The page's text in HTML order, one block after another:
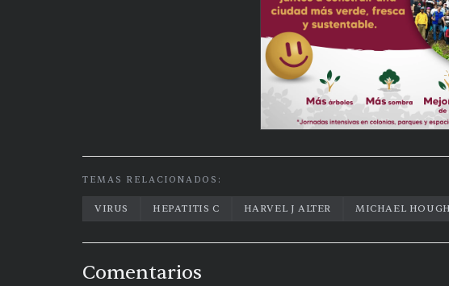
TEMAS RELACIONADOS:
VIRUS HEPATITIS C HARVEL J ALTER MICHAEL
Comentarios